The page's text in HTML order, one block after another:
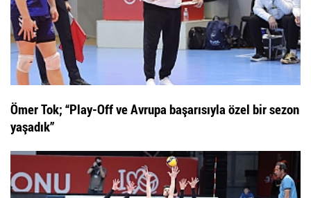
Ömer Tok; “Play-Off ve Avrupa başarısıyla özel bir sezon
yaşadık”